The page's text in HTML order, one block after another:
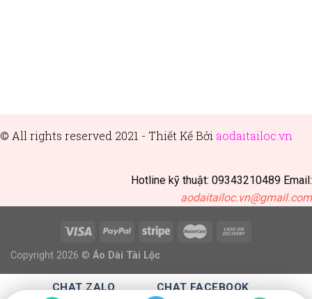
© All rights reserved 2021 - ThiếtKế Bởi aodaitailoc.vn
Hotline kỹ thuật: 09343210489 Email:
aodaitailoc.vn@gmail.com
Copyright 2026 © Áo Dài Tài Lộc
CHAT ZALO CHAT FACEBOOK